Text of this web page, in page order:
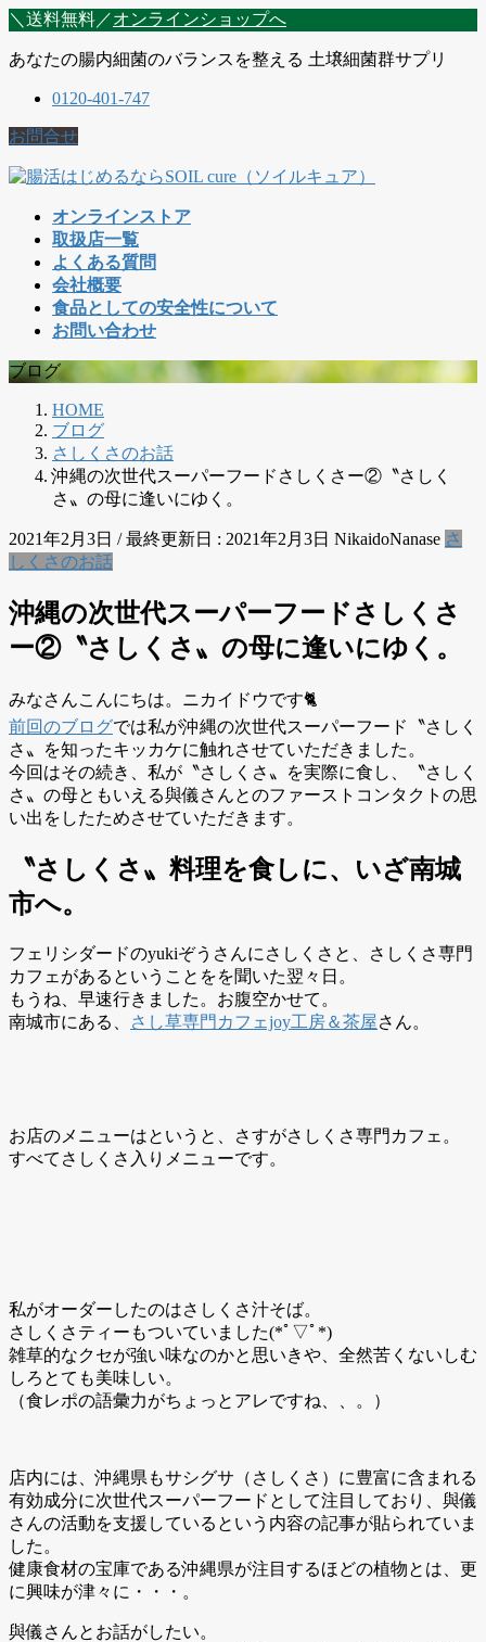
コ
テ
に
動
ナ
ゲ
ョ
に
＼送料無料／オンラインショップへ
あなたの腸内細菌のバランスを整える 土壌細菌群サプリ
0120-401-747
お問合せ
オンラインストア
取扱店一覧
よくある質問
会社概要
食品としての安全性について
お問い合わせ
ブログ
HOME
ブログ
さしくさのお話
沖縄の次世代スーパーフードさしくさー②〝さしく
さ〟の母に逢いにゆく。
2021年2月3日 / 最終更新日 : 2021年2月3日 NikaidoNanase さ
しくさのお話
沖縄の次世代スーパーフードさしくさ
ー②〝さしくさ〟の母に逢いにゆく。
みなさんこんにちは。ニカイドウです🐈
前回のブログでは私が沖縄の次世代スーパーフード〝さしく
さ〟を知ったキッカケに触れさせていただきました。
今回はその続き、私が〝さしくさ〟を実際に食し、〝さしく
さ〟の母ともいえる與儀さんとのファーストコンタクトの思
い出をしたためさせていただきます。
〝さしくさ〟料理を食しに、いざ南城
市へ。
フェリシダードのyukiぞうさんにさしくさと、さしくさ専門
カフェがあるということをを聞いた翌々日。
もうね、早速行きました。お腹空かせて。
南城市にある、
さし草専門カフェjoy工房＆茶屋さん。
お店のメニューはというと、さすがさしくさ専門カフェ。
すべてさしくさ入りメニューです。
私がオーダーしたのはさしくさ汁そば。
さしくさティーもついていました(*ﾟ▽ﾟ*)
雑草的なクセが強い味なのかと思いきや、全然苦くないしむ
しろとても美味しい。
（食レポの語彙力がちょっとアレですね、、。）
店内には、沖縄県もサシグサ（さしくさ）に豊富に含まれる
有効成分に次世代スーパーフードとして注目しており、與儀
さんの活動を支援しているという内容の記事が貼られていま
した。
健康食材の宝庫である沖縄県が注目するほどの植物とは、更
に興味が津々に・・・。
與儀さんとお話がしたい。